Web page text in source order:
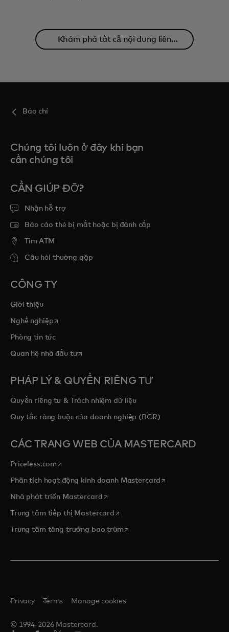
Khám phá tất cả nội dung liên
Báo chí
Chúng tôi luôn ở đây khi bạn
cần chúng tôi
CẦN GIÚP ĐỠ?
Nhận hỗ trợ
Báo cáo thẻ bị mất hoặc bị đánh cắp
Tim ATM
Câu hỏi thường gặp
CÔNG TY
Giới thiệu
Nghề nghiệpopens in a new tab
Phòng tin tức
Quan hệ nhà đầu tưopens in a new tab
PHÁP LÝ & QUYỀN RIÊNG TƯ
Quyền riêng tư & Trách nhiệm dữ liệu
Quy tắc ràng buộc của doanh nghiệp (BCR)
CÁC TRANG WEB CỦA MASTERCARD
Priceless.com opens in a new tab
Phân tích hoạt động kinh doanh Mastercard opens in a new tab
Nhà phát triển Mastercardopens in a new tab
Trung tâm tiếp thị Mastercardopens in a new tab
Trung tâm tăng trưởng bao trùmopens in a new tab
© 1994-2026 Mastercard.
Privacy Terms Manage cookies